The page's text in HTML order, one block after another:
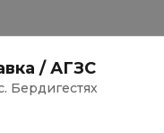
/ АГЗС
Бердигестях